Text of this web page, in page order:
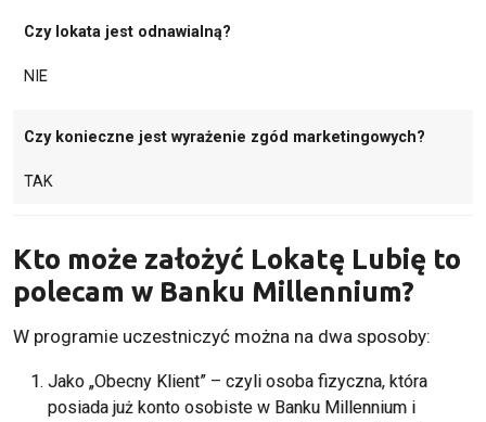
Czy lokata jest odnawialną?
NIE
Czy konieczne jest wyrażenie zgód marketingowych?
TAK
Kto może założyć Lokatę Lubię to
polecam w Banku Millennium?
W programie uczestniczyć można na dwa sposoby:
Jako „Obecny Klient” – czyli osoba fizyczna, która
posiada już konto osobiste w Banku Millennium i